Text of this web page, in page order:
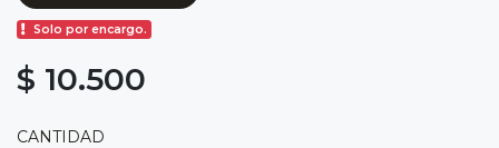
Solo por encargo.
$ 10.500
CANTIDAD